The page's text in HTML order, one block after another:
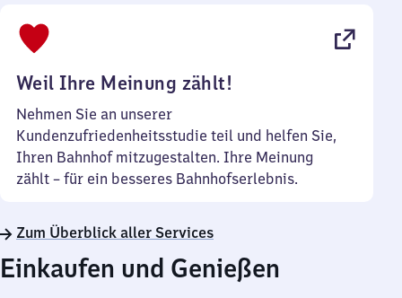
Weil Ihre Meinung zählt!
Nehmen Sie an unserer
Kundenzufriedenheitsstudie teil und helfen Sie,
Ihren Bahnhof mitzugestalten. Ihre Meinung
zählt – für ein besseres Bahnhofserlebnis.
Zum Überblick aller Services
Einkaufen und Genießen